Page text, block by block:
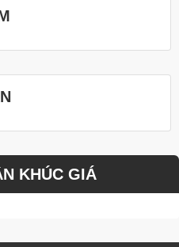
KHÚC GIÁ